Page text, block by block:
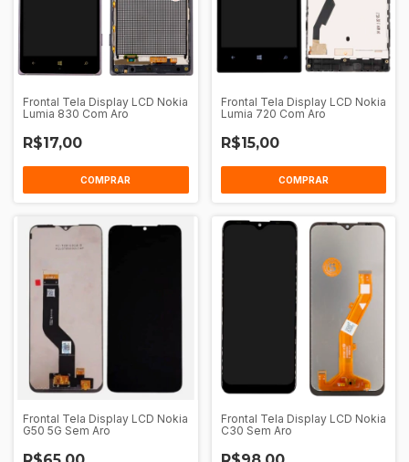
Frontal Tela Display LCD Nokia
Lumia 830 Com Aro
R$17,00
COMPRAR
Frontal Tela Display LCD Nokia
Lumia 720 Com Aro
R$15,00
COMPRAR
Frontal Tela Display LCD Nokia
G50 5G Sem Aro
Frontal Tela Display LCD Nokia
C30 Sem Aro